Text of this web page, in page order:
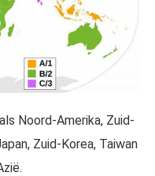
Noord-Amerika, Zuid-
Zuid-Korea, Taiwan